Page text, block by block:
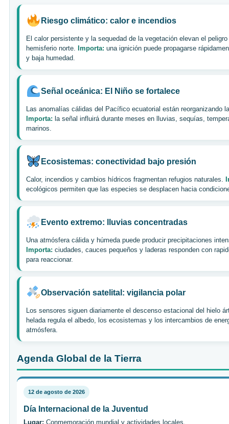
Riesgo climático: calor e incendios
El calor persistente y la sequedad de la vegetación elevan el
hemisferio norte. Importa: una ignición puede propagarse
y baja humedad.
Señal oceánica: El Niño se fortalece
Las anomalías cálidas del Pacífico ecuatorial están reorganizando
Importa: la señal influirá durante meses en lluvias, sequías,
marinos.
Ecosistemas: conectividad bajo presión
Calor, incendios y cambios hídricos fragmentan refugios naturales.
ecológicos permiten que las especies se desplacen hacia
Evento extremo: lluvias concentradas
Una atmósfera cálida y húmeda puede producir precipitaciones
Importa: ciudades, cauces pequeños y laderas responden con
para reaccionar.
Observación satelital: vigilancia polar
Los sensores siguen diariamente el descenso estacional del hielo
helada regula el albedo, los ecosistemas y los intercambios de
atmósfera.
Agenda Global de la Tierra
12 de agosto de 2026
Día Internacional de la Juventud
Lugar: Conmemoración mundial y actividades locales.